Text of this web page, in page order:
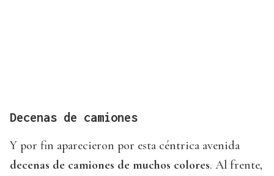
Decenas de camiones
Y por fin aparecieron por esta céntrica avenida
decenas de camiones de muchos colores. Al frente,